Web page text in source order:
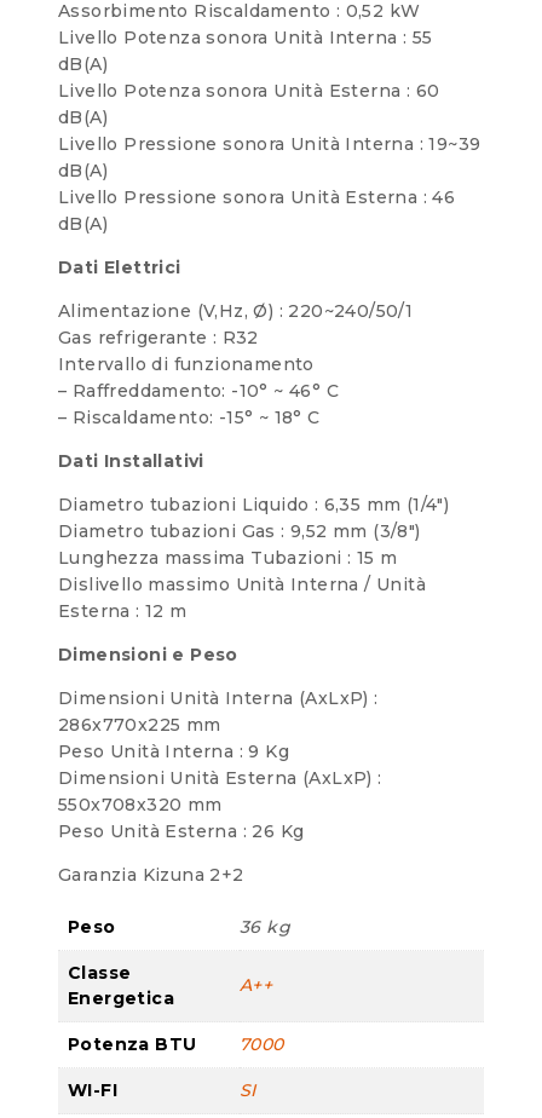
Assorbimento Riscaldamento : 0,52 kW
Livello Potenza sonora Unità Interna : 55
dB(A)
Livello Potenza sonora Unità Esterna : 60
dB(A)
Livello Pressione sonora Unità Interna : 19~39
dB(A)
Livello Pressione sonora Unità Esterna : 46
dB(A)
Dati Elettrici
Alimentazione (V,Hz, Ø) : 220~240/50/1
Gas refrigerante : R32
Intervallo di funzionamento
– Raffreddamento: -10° ~ 46° C
– Riscaldamento: -15° ~ 18° C
Dati Installativi
Diametro tubazioni Liquido : 6,35 mm (1/4″)
Diametro tubazioni Gas : 9,52 mm (3/8″)
Lunghezza massima Tubazioni : 15 m
Dislivello massimo Unità Interna / Unità
Esterna : 12 m
Dimensioni e Peso
Dimensioni Unità Interna (AxLxP) :
286x770x225 mm
Peso Unità Interna : 9 Kg
Dimensioni Unità Esterna (AxLxP) :
550x708x320 mm
Peso Unità Esterna : 26 Kg
Garanzia Kizuna 2+2
Peso 36 kg
Classe
Energetica
A++
Potenza BTU 7000
WI-FI SI